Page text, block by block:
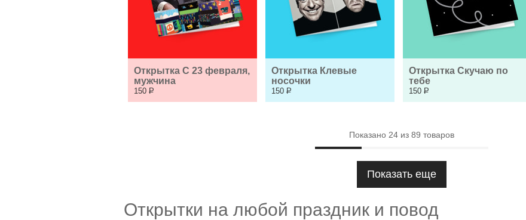
Открытка С 23 февраля,
мужчина
150 Р
Открытка Клевые
носочки
150 Р
Открытка Скучаю по
тебе
150 Р
Показано 24 из 89 товаров
Показать еще
Открытки на любой праздник и повод